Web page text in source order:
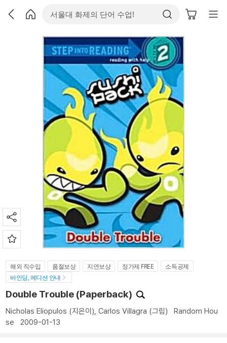
해외 직수입 품절보상 지연보상 정가제 FREE
소득공제
바인딩, 에디션 안내
Double Trouble (Paperback)
Nicholas Eliopulos (지은이), Carlos Villagra (그림) Random Hou
se 2009-01-13